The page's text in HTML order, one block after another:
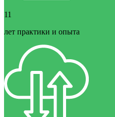
11
лет практики и опыта